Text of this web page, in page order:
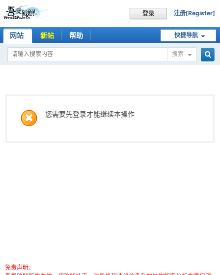
登录 注册[Register]
快捷导航
网站 新帖 帮助
搜索
您需要先登录才能继续本操作
免责声明：